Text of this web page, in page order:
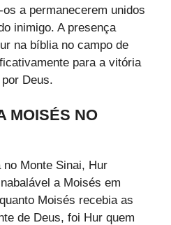
a permanecerem unidos
inimigo. A presença
na bíblia no campo de
para a vitória
Deus.
MOISÉS NO
no Monte Sinai, Hur
a Moisés em
Moisés recebia as
de Deus, foi Hur quem